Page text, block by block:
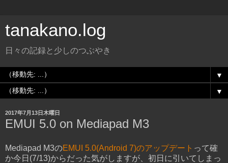
tanakano.log
日々の記録と少しのつぶやき
▼
▼
2017年7月13日木曜日
EMUI 5.0 on Mediapad M3
Mediapad M3のEMUI 5.0(Android 7)のアップデート って確
か今日(7/13)からだった気がしますが、初日に引いてしまっ